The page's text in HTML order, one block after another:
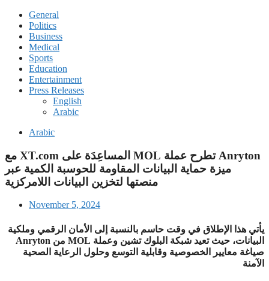
General
Politics
Business
Medical
Sports
Education
Entertainment
Press Releases
English
Arabic
Arabic
‫Anryton تطرح عملة MOL المساعِدَة على XT.com مع
ميزة حماية البيانات المقاومة للحوسبة الكمية عبر
منصتها لتخزين البيانات اللامركزية
November 5, 2024
يأتي هذا الإطلاق في وقت حاسم بالنسبة إلى الأمان الرقمي وملكية
البيانات، حيث تعيد شبكة البلوك تشين وعملة MOL من Anryton
صياغة معايير الخصوصية وقابلية التوسع وحلول الرعاية الصحية
الآمنة